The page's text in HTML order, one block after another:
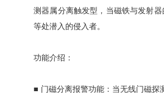
测器属分离触发型，当磁铁与发射
等处潜入的侵入者。
功能介绍：
■ 门磁分离报警功能：当无线门磁探